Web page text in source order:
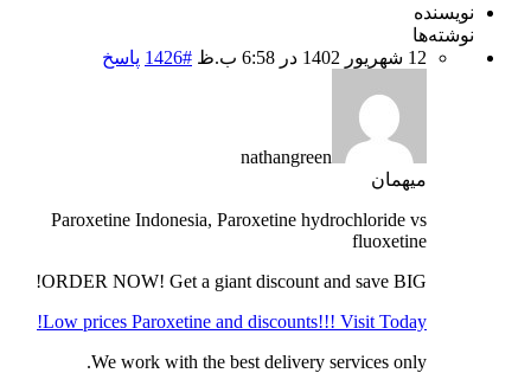
نویسنده
نوشته‌ها
12 شهریور 1402 در 6:58 ب.ظ
#1426 پاسخ
nathangreen
میهمان
Paroxetine Indonesia, Paroxetine hydrochloride vs
fluoxetine
ORDER NOW! Get a giant discount and save BIG!
Low prices Paroxetine and discounts!!! Visit Today!
We work with the best delivery services only.